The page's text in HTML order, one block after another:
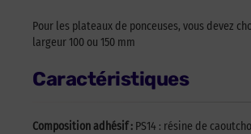
Pour les plateaux de ponceuses, vous devez
largeur 100 ou 150 mm
Caractéristiques
Composition adhésif : PS14 : résine de